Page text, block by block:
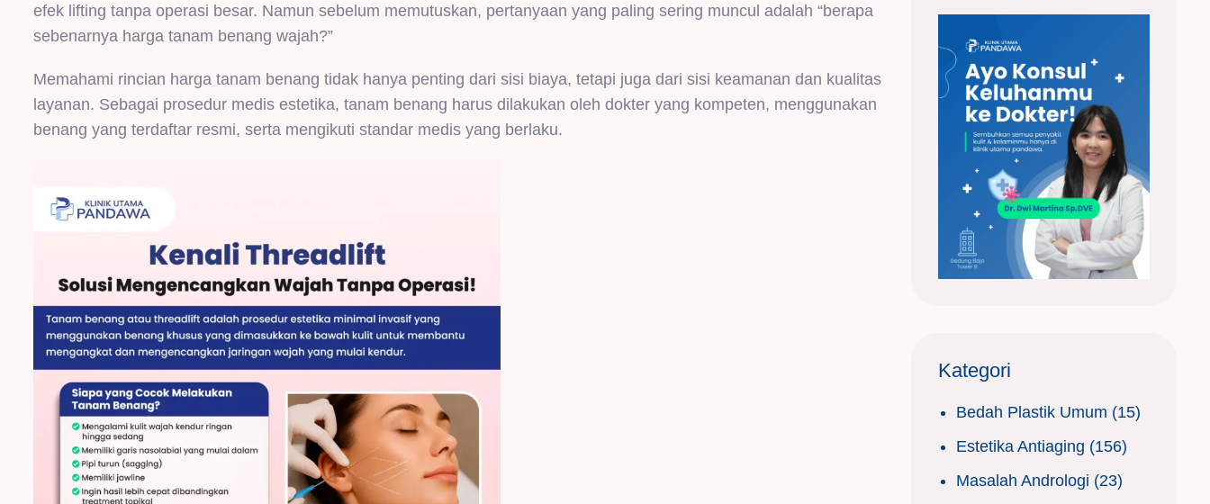
efek lifting tanpa operasi besar. Namun sebelum memutuskan, pertanyaan yang paling sering muncul adalah “berapa
sebenarnya harga tanam benang wajah?”
Memahami rincian harga tanam benang tidak hanya penting dari sisi biaya, tetapi juga dari sisi keamanan dan kualitas
layanan. Sebagai prosedur medis estetika, tanam benang harus dilakukan oleh dokter yang kompeten, menggunakan
benang yang terdaftar resmi, serta mengikuti standar medis yang berlaku.
Kategori
Bedah Plastik Umum (15)
Estetika Antiaging (156)
Masalah Andrologi (23)